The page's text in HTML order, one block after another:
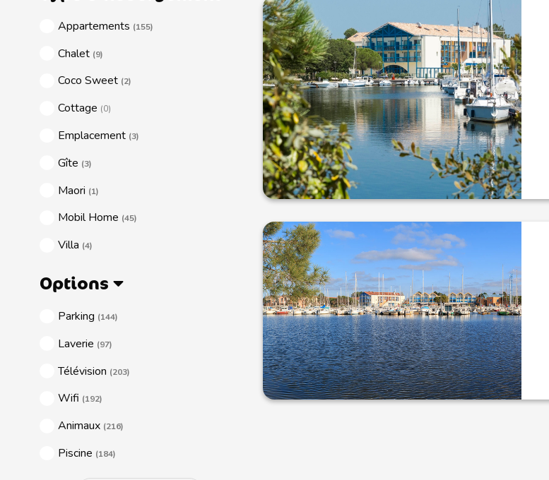
Appartements (155)
Chalet (9)
Coco Sweet (2)
Cottage (0)
Emplacement (3)
Gîte (3)
Maori (1)
Mobil Home (45)
Villa (4)
Options
Parking (144)
Laverie (97)
Télévision (203)
Wifi (192)
Animaux (216)
Piscine (184)